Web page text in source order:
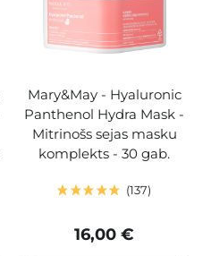
Mary&May - Hyaluronic
Panthenol Hydra Mask -
Mitrinošs sejas masku
komplekts - 30 gab.
137
16,00 €